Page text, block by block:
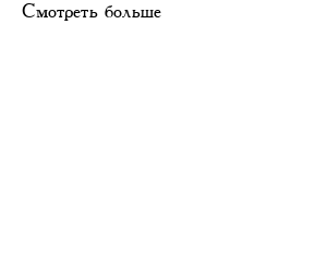
Смотреть больше